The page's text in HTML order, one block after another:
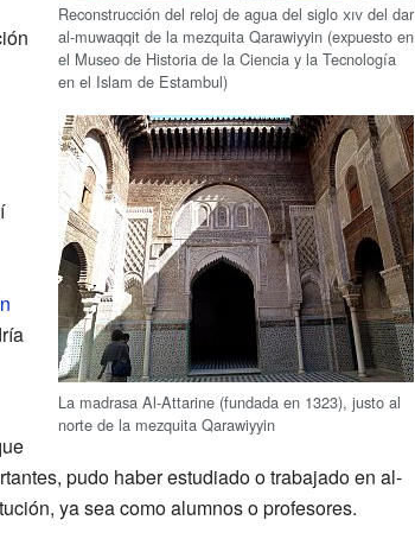
Reconstrucción del reloj de agua del sigloxiv del dar
al-muwaqqit de la mezquita Qarawiyyin (expuesto en
el Museo de Historia de la Ciencia y la Tecnología
en el Islam de Estambul)
La madrasa Al-Attarine (fundada en 1323), justo al
norte de la mezquita Qarawiyyin
pudo haber estudiado o trabajado en al-
ya sea como alumnos o profesores.